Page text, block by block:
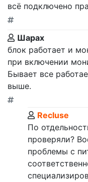
всё подключено
Шарах
блок работает и
при включении
Бывает все
выше.
Recluse
По
проверяли?
проблемы с